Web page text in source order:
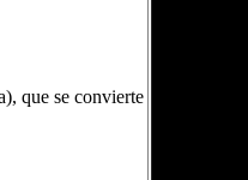
que se convierte